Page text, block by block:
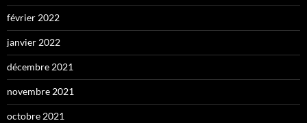
février 2022
janvier 2022
décembre 2021
novembre 2021
octobre 2021